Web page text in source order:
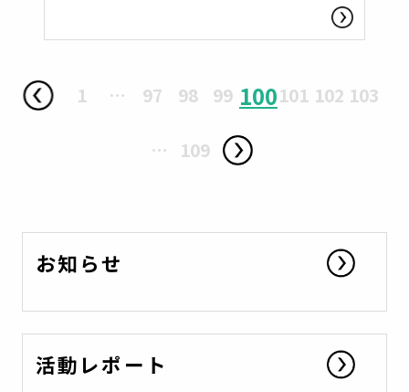
1 … 97 98 99 100101 102 103
… 109
お知らせ
活動レポート